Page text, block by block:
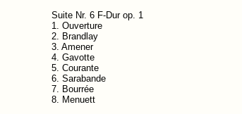
Suite Nr. 6 F-Dur op. 1
1. Ouverture
2. Brandlay
3. Amener
4. Gavotte
5. Courante
6. Sarabande
7. Bourrée
8. Menuett